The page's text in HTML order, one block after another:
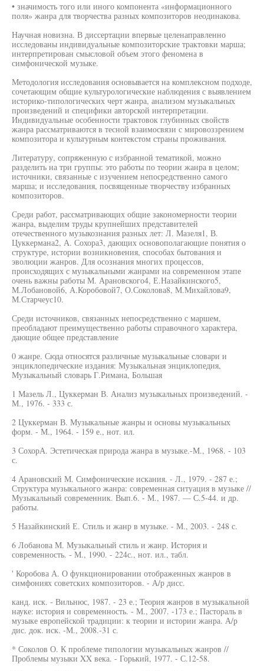
• значимость того или иного компонента «информационного
поля» жанра для творчества разных композиторов неодинакова.
Научная новизна. В диссертации впервые целенаправленно
исследованы индивидуальные композиторские трактовки марша;
интерпретирован смысловой объем этого феномена в
симфонической музыке.
Методология исследования основывается на комплексном подходе,
сочетающим общие культурологические наблюдения с выявлением
историко-типологических черт жанра, анализом музыкальных
произведений и специфики авторской интерпретации.
Индивидуальные особенности трактовок глубинных свойств
жанра рассматриваются в тесной взаимосвязи с мировоззрением
композитора и культурным контекстом страны проживания.
Литературу, сопряженную с избранной тематикой, можно
разделить на три группы: это работы по теории жанра в целом;
источники, связанные с изучением непосредственно самого
марша; и исследования, посвященные творчеству избранных
композиторов.
Среди работ, рассматривающих общие закономерности теории
жанра, выделим труды крупнейших представителей
отечественного музыкознания разных лет: Л. Мазеля1, В.
Цуккермана2, А. Сохора3, дающих основополагающие понятия о
структуре, истории возникновения, способах бытования и
эволюции жанров. Для осознания многих процессов,
происходящих с музыкальными жанрами на современном этапе
очень важны работы М. Арановского4, Е.Назайкинского5,
М.Лобановой6, А.Коробовой7, О.Соколова8, М.Михайлова9,
М.Старчеус10.
Среди источников, связанных непосредственно с маршем,
преобладают преимущественно работы справочного характера,
дающие общее представление
0 жанре. Сюда относятся различные музыкальные словари и
энциклопедические издания: Музыкальная энциклопедия,
Музыкальный словарь Г.Римана, Большая
1 Мазель Л., Цуккерман В. Анализ музыкальных произведений. -
М., 1976. - 333 с.
2 Цуккерман В. Музыкальные жанры и основы музыкальных
форм. - М., 1964. - 159 е., нот. ил.
3 СохорА. Эстетическая природа жанра в музыке.-М., 1968. - 103
с.
4 Арановский М. Симфонические искания. - Л., 1979. - 287 е.;
Структура музыкального жанра: современная ситуация в музыке //
Музыкальный современник. Вып.6. - М., 1987. — С.5-44. и др.
работы.
5 Назайкинский Е. Стиль и жанр в музыке. - М., 2003. - 248 с.
6 Лобанова М. Музыкальный стиль и жанр. История и
современность. - М., 1990. - 224с., нот. ил., табл.
' Коробова А. О функционировании отображенных жанров в
симфониях советских композиторов. - А/р дисс.
канд. иск. - Вильнюс, 1987. - 23 е.; Теория жанров в музыкальной
науке: история и современность. - М., 2007. -173 е.; Пастораль в
музыке европейской традиции: к теории и истории жанра. А/р
дис. док. иск. -М., 2008.-31 с.
* Соколов О. К проблеме типологии музыкальных жанров //
Проблемы музыки XX века. - Горький, 1977. - С.12-58.